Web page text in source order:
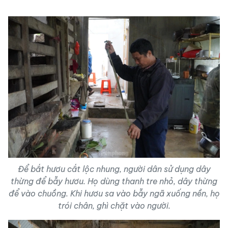
Để bắt hươu cắt lộc nhung, người dân sử dụng dây
thừng để bẫy hươu. Họ dùng thanh tre nhỏ, dây thừng
để vào chuồng. Khi hươu sa vào bẫy ngã xuống nền, họ
trói chân, ghì chặt vào người.